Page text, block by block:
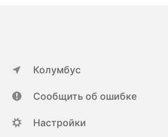
Колумбус
Сообщить об ошибке
Настройки